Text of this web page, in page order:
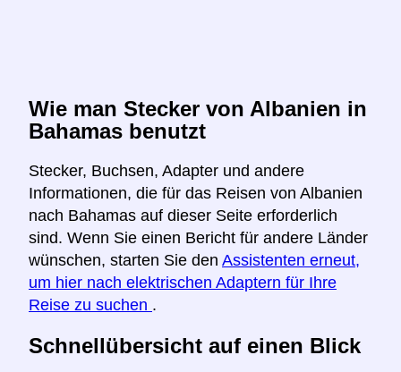
Wie man Stecker von Albanien in
Bahamas benutzt
Stecker, Buchsen, Adapter und andere
Informationen, die für das Reisen von Albanien
nach Bahamas auf dieser Seite erforderlich
sind. Wenn Sie einen Bericht für andere Länder
wünschen, starten Sie den Assistenten erneut,
um hier nach elektrischen Adaptern für Ihre
Reise zu suchen .
Schnellübersicht auf einen Blick